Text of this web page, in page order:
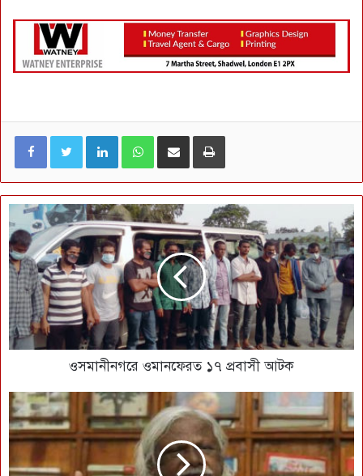
LinkedIn WhatsApp ই-মেইলে শেয়ার করুন
ওসমানীনগরে ওমানফেরত ১৭ প্রবাসী আটক